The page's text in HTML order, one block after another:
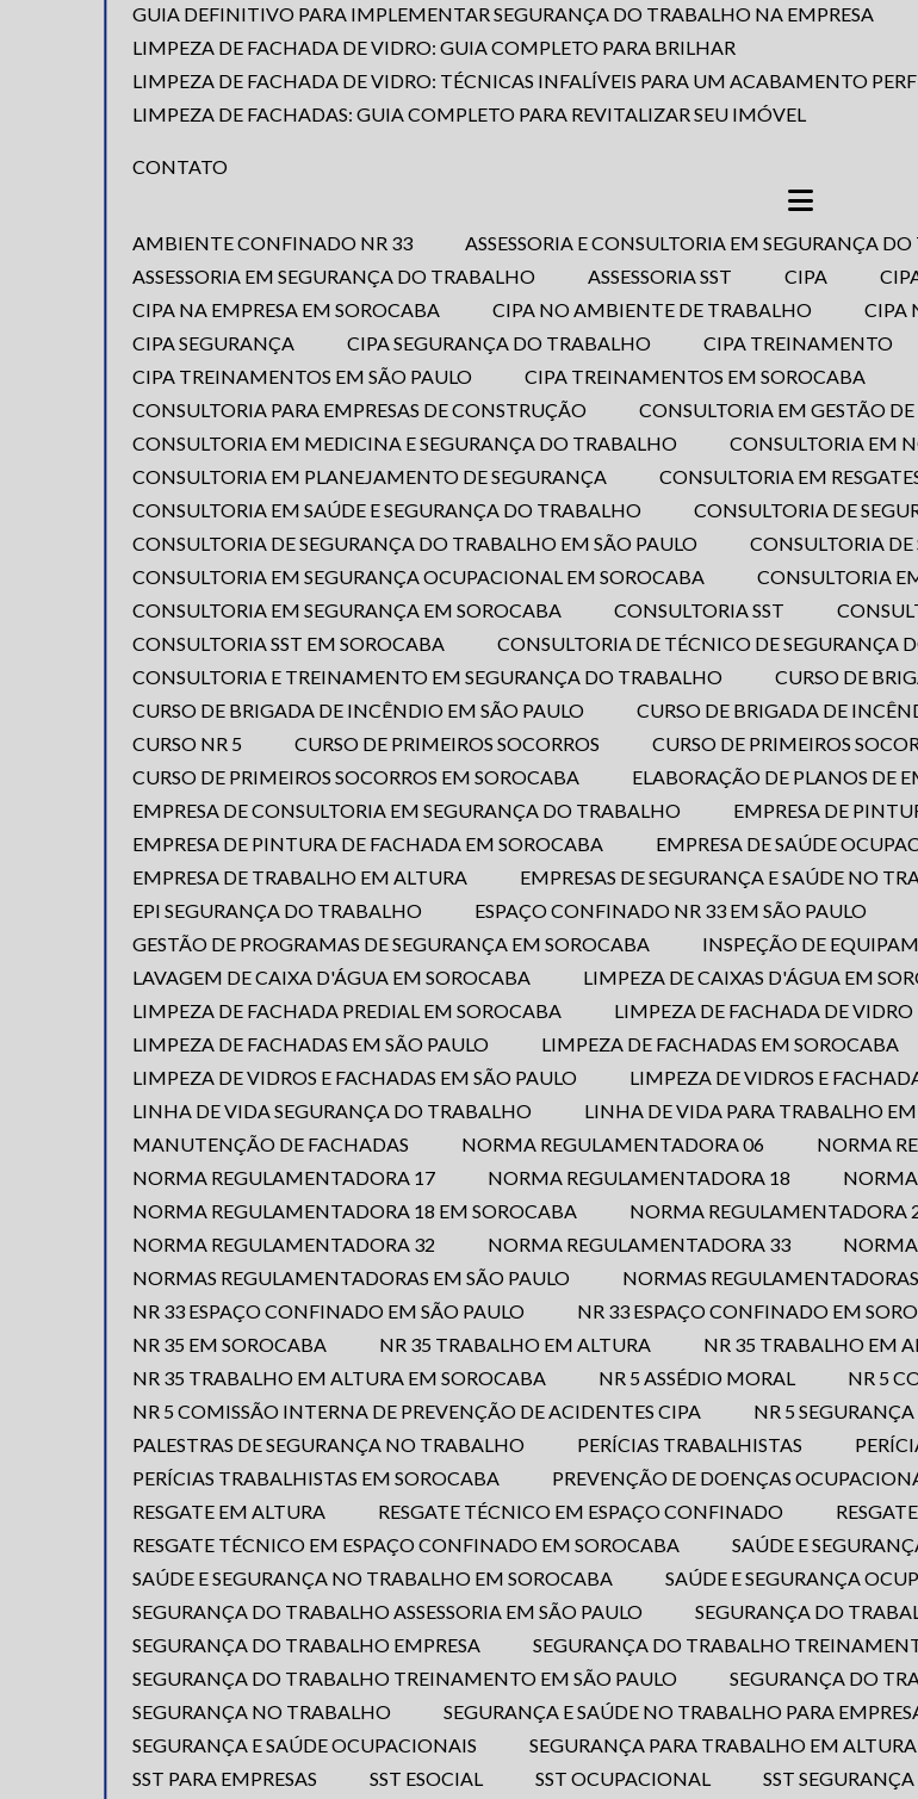
GUIA DEFINITIVO PARA IMPLEMENTAR SEGURANÇA DO TRABALHO NA EMPRESA
LIMPEZA DE FACHADA DE VIDRO: GUIA COMPLETO PARA BRILHAR
LIMPEZA DE FACHADA DE VIDRO: TÉCNICAS INFALÍVEIS PARA UM ACABAMENTO
LIMPEZA DE FACHADAS: GUIA COMPLETO PARA REVITALIZAR SEU IMÓVEL
CONTATO
AMBIENTE CONFINADO NR 33 ASSESSORIA E CONSULTORIA EM SEGURANÇA
ASSESSORIA EM SEGURANÇA DO TRABALHO
ASSESSORIA SST CIPA
CIPA NA EMPRESA EM SOROCABA
CIPA NO AMBIENTE DE TRABALHO
CIPA SEGURANÇA
CIPA SEGURANÇA DO TRABALHO CIPA TREINAMENTO
CIPA TREINAMENTOS EM SÃO PAULO
CIPA TREINAMENTOS EM SOROCABA
CONSULTORIA PARA EMPRESAS DE CONSTRUÇÃO
CONSULTORIA EM GESTÃO DE
CONSULTORIA EM MEDICINA E SEGURANÇA DO TRABALHO
CONSULTORIA EM
CONSULTORIA EM PLANEJAMENTO DE SEGURANÇA
CONSULTORIA EM
CONSULTORIA EM SAÚDE E SEGURANÇA DO TRABALHO
CONSULTORIA DE
CONSULTORIA DE SEGURANÇA DO TRABALHO EM SÃO PAULO
CONSULTORIA
CONSULTORIA EM SEGURANÇA OCUPACIONAL EM SOROCABA
CONSULTORIA
CONSULTORIA EM SEGURANÇA EM SOROCABA
CONSULTORIA SST
CONSULTORIA SST EM SOROCABA
CONSULTORIA DE TÉCNICO DE SEGURANÇA
CONSULTORIA E TREINAMENTO EM SEGURANÇA DO TRABALHO
CURSO DE
CURSO DE BRIGADA DE INCÊNDIO EM SÃO PAULO
CURSO DE BRIGADA DE
CURSO NR 5
CURSO DE PRIMEIROS SOCORROS
CURSO DE PRIMEIROS
CURSO DE PRIMEIROS SOCORROS EM SOROCABA
ELABORAÇÃO DE PLANOS DE
EMPRESA DE CONSULTORIA EM SEGURANÇA DO TRABALHO
EMPRESA DE
EMPRESA DE PINTURA DE FACHADA EM SOROCABA
EMPRESA DE SAÚDE
EMPRESA DE TRABALHO EM ALTURA
EMPRESAS DE SEGURANÇA E SAÚDE NO
EPI SEGURANÇA DO TRABALHO
ESPAÇO CONFINADO NR 33 EM SÃO PAULO
GESTÃO DE PROGRAMAS DE SEGURANÇA EM SOROCABA
INSPEÇÃO DE
LAVAGEM DE CAIXA D'ÁGUA EM SOROCABA
LIMPEZA DE CAIXAS D'ÁGUA EM
LIMPEZA DE FACHADA PREDIAL EM SOROCABA
LIMPEZA DE FACHADA DE VIDRO
LIMPEZA DE FACHADAS EM SÃO PAULO
LIMPEZA DE FACHADAS EM SOROCABA
LIMPEZA DE VIDROS E FACHADAS EM SÃO PAULO
LIMPEZA DE VIDROS E
LINHA DE VIDA SEGURANÇA DO TRABALHO
LINHA DE VIDA PARA TRABALHO
MANUTENÇÃO DE FACHADAS
NORMA REGULAMENTADORA 06
NORMA
NORMA REGULAMENTADORA 17
NORMA REGULAMENTADORA 18
NORMA REGULAMENTADORA 18 EM SOROCABA
NORMA REGULAMENTADORA
NORMA REGULAMENTADORA 32
NORMA REGULAMENTADORA 33
NORMAS REGULAMENTADORAS EM SÃO PAULO
NORMAS
NR 33 ESPAÇO CONFINADO EM SÃO PAULO
NR 33 ESPAÇO CONFINADO EM
NR 35 EM SOROCABA
NR 35 TRABALHO EM ALTURA
NR 35 TRABALHO EM
NR 35 TRABALHO EM ALTURA EM SOROCABA
NR 5 ASSÉDIO MORAL
NR 5
NR 5 COMISSÃO INTERNA DE PREVENÇÃO DE ACIDENTES CIPA
NR 5
PALESTRAS DE SEGURANÇA NO TRABALHO
PERÍCIAS TRABALHISTAS
PERÍCIAS TRABALHISTAS EM SOROCABA
PREVENÇÃO DE DOENÇAS
RESGATE EM ALTURA
RESGATE TÉCNICO EM ESPAÇO CONFINADO
RESGATE TÉCNICO EM ESPAÇO CONFINADO EM SOROCABA
SAÚDE E
SAÚDE E SEGURANÇA NO TRABALHO EM SOROCABA
SAÚDE E SEGURANÇA
SEGURANÇA DO TRABALHO ASSESSORIA EM SÃO PAULO
SEGURANÇA DO
SEGURANÇA DO TRABALHO EMPRESA
SEGURANÇA DO TRABALHO
SEGURANÇA DO TRABALHO TREINAMENTO EM SÃO PAULO
SEGURANÇA DO
SEGURANÇA NO TRABALHO
SEGURANÇA E SAÚDE NO TRABALHO PARA
SEGURANÇA E SAÚDE OCUPACIONAIS
SEGURANÇA PARA TRABALHO EM ALTURA
SST PARA EMPRESAS
SST ESOCIAL SST OCUPACIONAL SST SEGURANÇA